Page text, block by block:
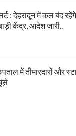
: देहरादून में कल बंद
केंद्र, आदेश जारी..
में तीमारदारों और